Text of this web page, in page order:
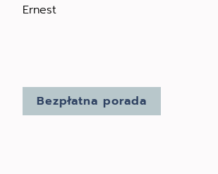
Ernest
Bezpłatna porada